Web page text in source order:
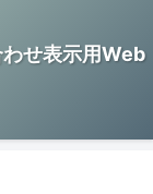
せ表示用Web